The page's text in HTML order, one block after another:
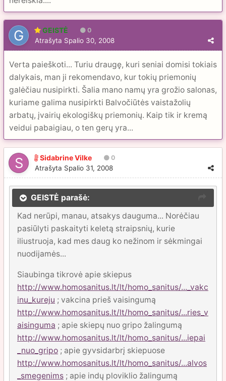
GEISTĖ 0
Atrašyta Spalio 30, 2008
Verta paieškoti... Turiu draugę, kuri seniai domisi tokiais
dalykais, man ji rekomendavo, kur tokių priemonių
galėčiau nusipirkti. Šalia mano namų yra grožio salonas,
kuriame galima nusipirkti Balvočiūtės vaistažolių
arbatų, įvairių ekologiškų priemonių. Kaip tik ir kremą
veidui pabaigiau, o ten gerų yra...
Sidabrine Vilke 0
Atrašyta Spalio 31, 2008
GEISTĖ parašė:
Kad nerūpi, manau, atsakys dauguma... Norėčiau
pasiūlyti paskaityti keletą straipsnių, kurie
iliustruoja, kad mes daug ko nežinom ir sėkmingai
nuodijamės...
Siaubinga tikrovė apie skiepus
http://www.homosanitus.lt/lt/homo_sanitus/..._vakc
inu_kureju ; vakcina prieš vaisingumą
http://www.homosanitus.lt/lt/homo_sanitus/...ries_v
aisinguma ; apie skiepų nuo gripo žalingumą
http://www.homosanitus.lt/lt/homo_sanitus/...iepai
_nuo_gripo ; apie gyvsidarbrį skiepuose
http://www.homosanitus.lt/lt/homo_sanitus/...alvos
_smegenims ; apie indų ploviklio žalingumą